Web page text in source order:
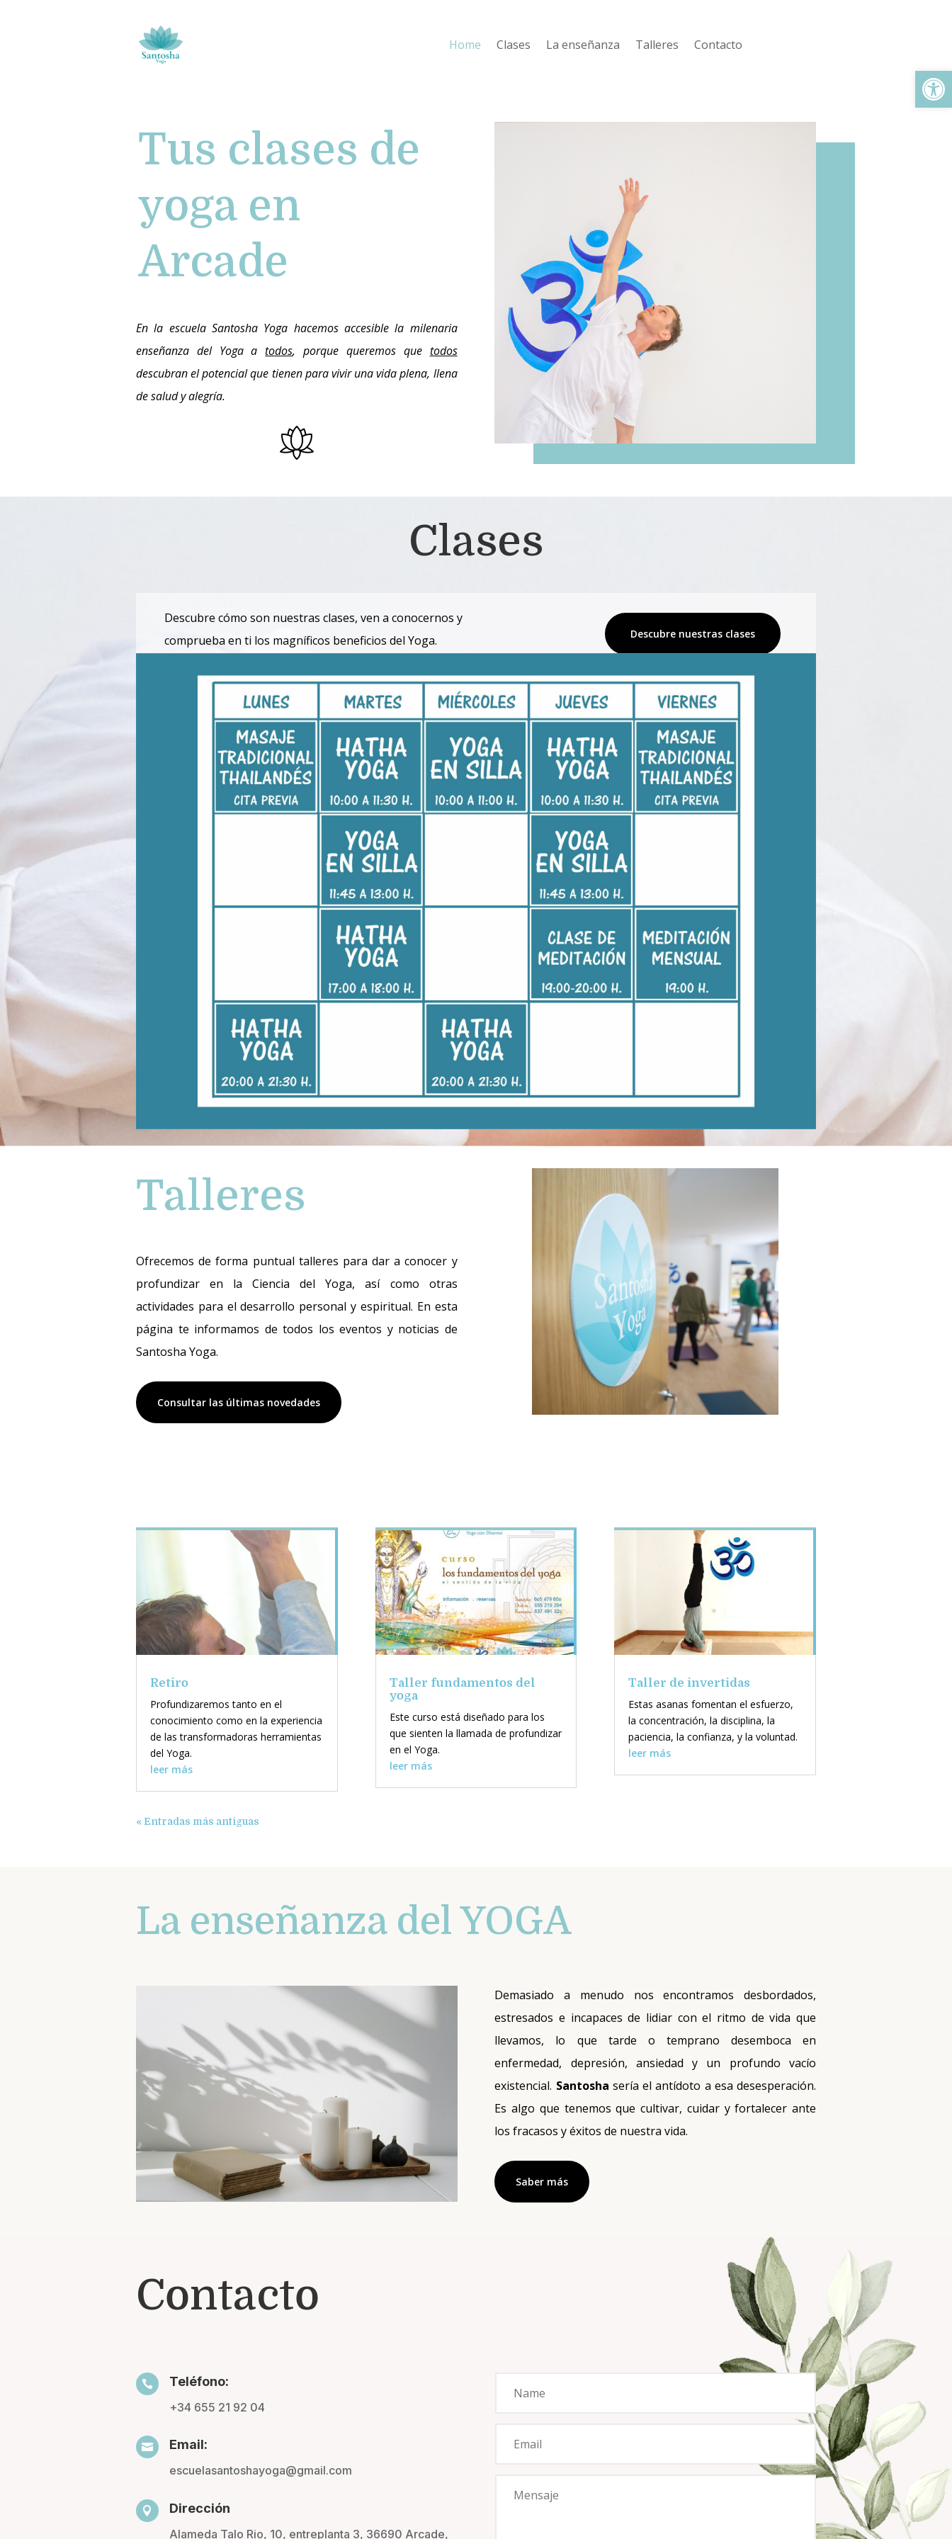
Home Clases La enseñanza Talleres Contacto
Tus clases de
yoga en
Arcade
En la escuela Santosha Yoga hacemos accesible la milenaria
enseñanza del Yoga atodos, porque queremos que todos
descubran el potencial que tienen para vivir una vida plena, llena
de salud y alegría.
Clases
Descubre cómo son nuestras clases, ven a conocernos y
comprueba en ti los magníficos beneficios del Yoga.
Descubre nuestras clases
Talleres
Ofrecemos de forma puntual talleres para dar a conocer y
profundizar en la Ciencia del Yoga, así como otras
actividades para el desarrollo personal y espiritual. En esta
página te informamos de todos los eventos y noticias de
Santosha Yoga.
Consultar las últimas novedades
Retiro
Profundizaremos tanto en el
conocimiento como en la experiencia
de las transformadoras herramientas
del Yoga.
leer más
Taller fundamentos del
yoga
Este curso está diseñado para los
que sienten la llamada de profundizar
en el Yoga.
leer más
Taller de invertidas
Estas asanas fomentan el esfuerzo,
la concentración, la disciplina, la
paciencia, la confianza, y la voluntad.
leer más
« Entradas más antiguas
La enseñanza del YOGA
Demasiado a menudo nos encontramos desbordados,
estresados e incapaces de lidiar con el ritmo de vida que
llevamos, lo que tarde o temprano desemboca en
enfermedad, depresión, ansiedad y un profundo vacío
existencial. Santosha sería el antídoto a esa desesperación.
Es algo que tenemos que cultivar, cuidar y fortalecer ante
los fracasos y éxitos de nuestra vida.
Saber más
Contacto
 Teléfono:
+34 655 21 92 04
 Email:
escuelasantoshayoga@gmail.com
 Dirección
Alameda Talo Rio, 10, entreplanta 3, 36690 Arcade,